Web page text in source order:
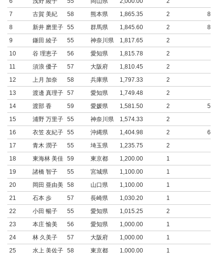
7
古賀 美紀 58 熊本県 1,865.35 2
8
新井 磨里子 55 群馬県 1,845.60 2
9
鎌田 綾子 55 神奈川県 1,817.65
2
10
谷 理恵子 56 愛知県 1,815.78
2
11
須浪 優子 57 大阪府 1,810.45
2
12
上月 加奈 58 兵庫県 1,797.33
2
13
渡邊 真理子 57 愛知県 1,749.48
2
14
渡部 香 59 愛媛県 1,581.50 2
15
浦野 万里子 55 神奈川県 1,574.33
2
16
衣笠 友紀子 55 沖縄県 1,404.98 2
17
青木 潤子 55 埼玉県 1,235.75
2
18
東海林 美佳 59 東京都 1,200.00
1
19
諸橋 智子 55 宮城県 1,100.00
1
20
岡田 亜由美 58 山口県 1,100.00
1
21
石本 歩 57 長崎県 1,030.20
1
22
小田 暢子 55 愛知県 1,015.25
2
23
本庄 愉美 56 愛知県 1,000.00
1
24
林 久美子 57 大阪府 1,000.00
1
25
水上 美佐子 58 東京都 1,000.00
1